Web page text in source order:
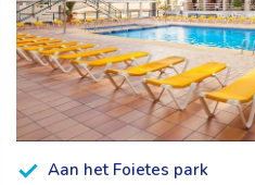
Aan het Foietes park